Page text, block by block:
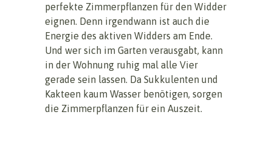
perfekte Zimmerpflanzen für den Widder
eignen. Denn irgendwann ist auch die
Energie des aktiven Widders am Ende.
Und wer sich im Garten verausgabt, kann
in der Wohnung ruhig mal alle Vier
gerade sein lassen. Da Sukkulenten und
Kakteen kaum Wasser benötigen, sorgen
die Zimmerpflanzen für ein Auszeit.